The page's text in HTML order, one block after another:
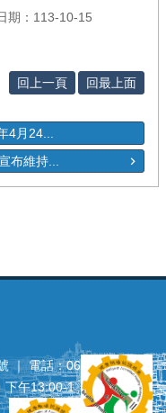
期：113-10-15
回上一頁 回最上面
4月24...
布維持...
｜ 電話：06
下午13:00‐1